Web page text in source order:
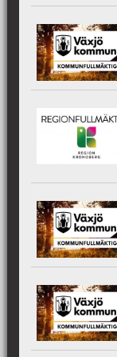
Växjös
2025
2025
Växjös
2025
Växjös
2025